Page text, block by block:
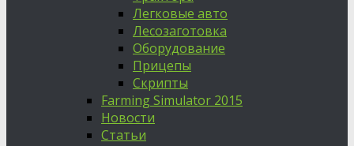
Легковые авто
Лесозаготовка
Оборудование
Прицепы
Скрипты
Farming Simulator 2015
Новости
Статьи